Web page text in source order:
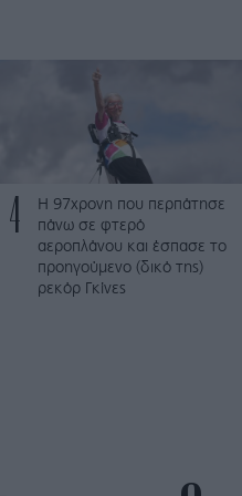
4
Η 97χρονη που περπάτησε
πάνω σε φτερό
αεροπλάνου και έσπασε το
προηγούμενο (δικό της)
ρεκόρ Γκίνες